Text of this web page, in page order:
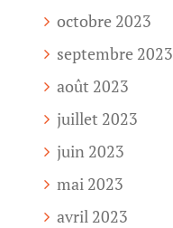
octobre 2023
septembre 2023
août 2023
juillet 2023
juin 2023
mai 2023
avril 2023